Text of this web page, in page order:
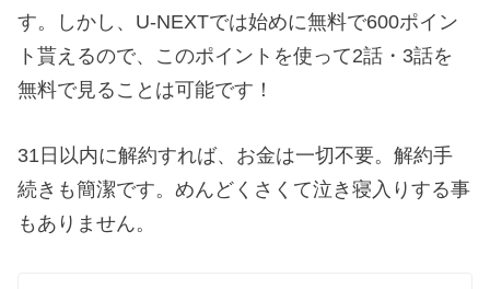
す。しかし、U-NEXTでは始めに無料で600ポイン
ト貰えるので、このポイントを使って2話・3話を
無料で見ることは可能です！
31日以内に解約すれば、お金は一切不要。解約手
続きも簡潔です。めんどくさくて泣き寝入りする事
もありません。